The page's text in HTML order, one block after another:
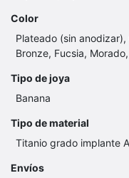
Color
Plateado (sin anodizar),
Bronze, Fucsia,
Tipo de joya
Banana
Tipo de material
Titanio grado implante
Envíos